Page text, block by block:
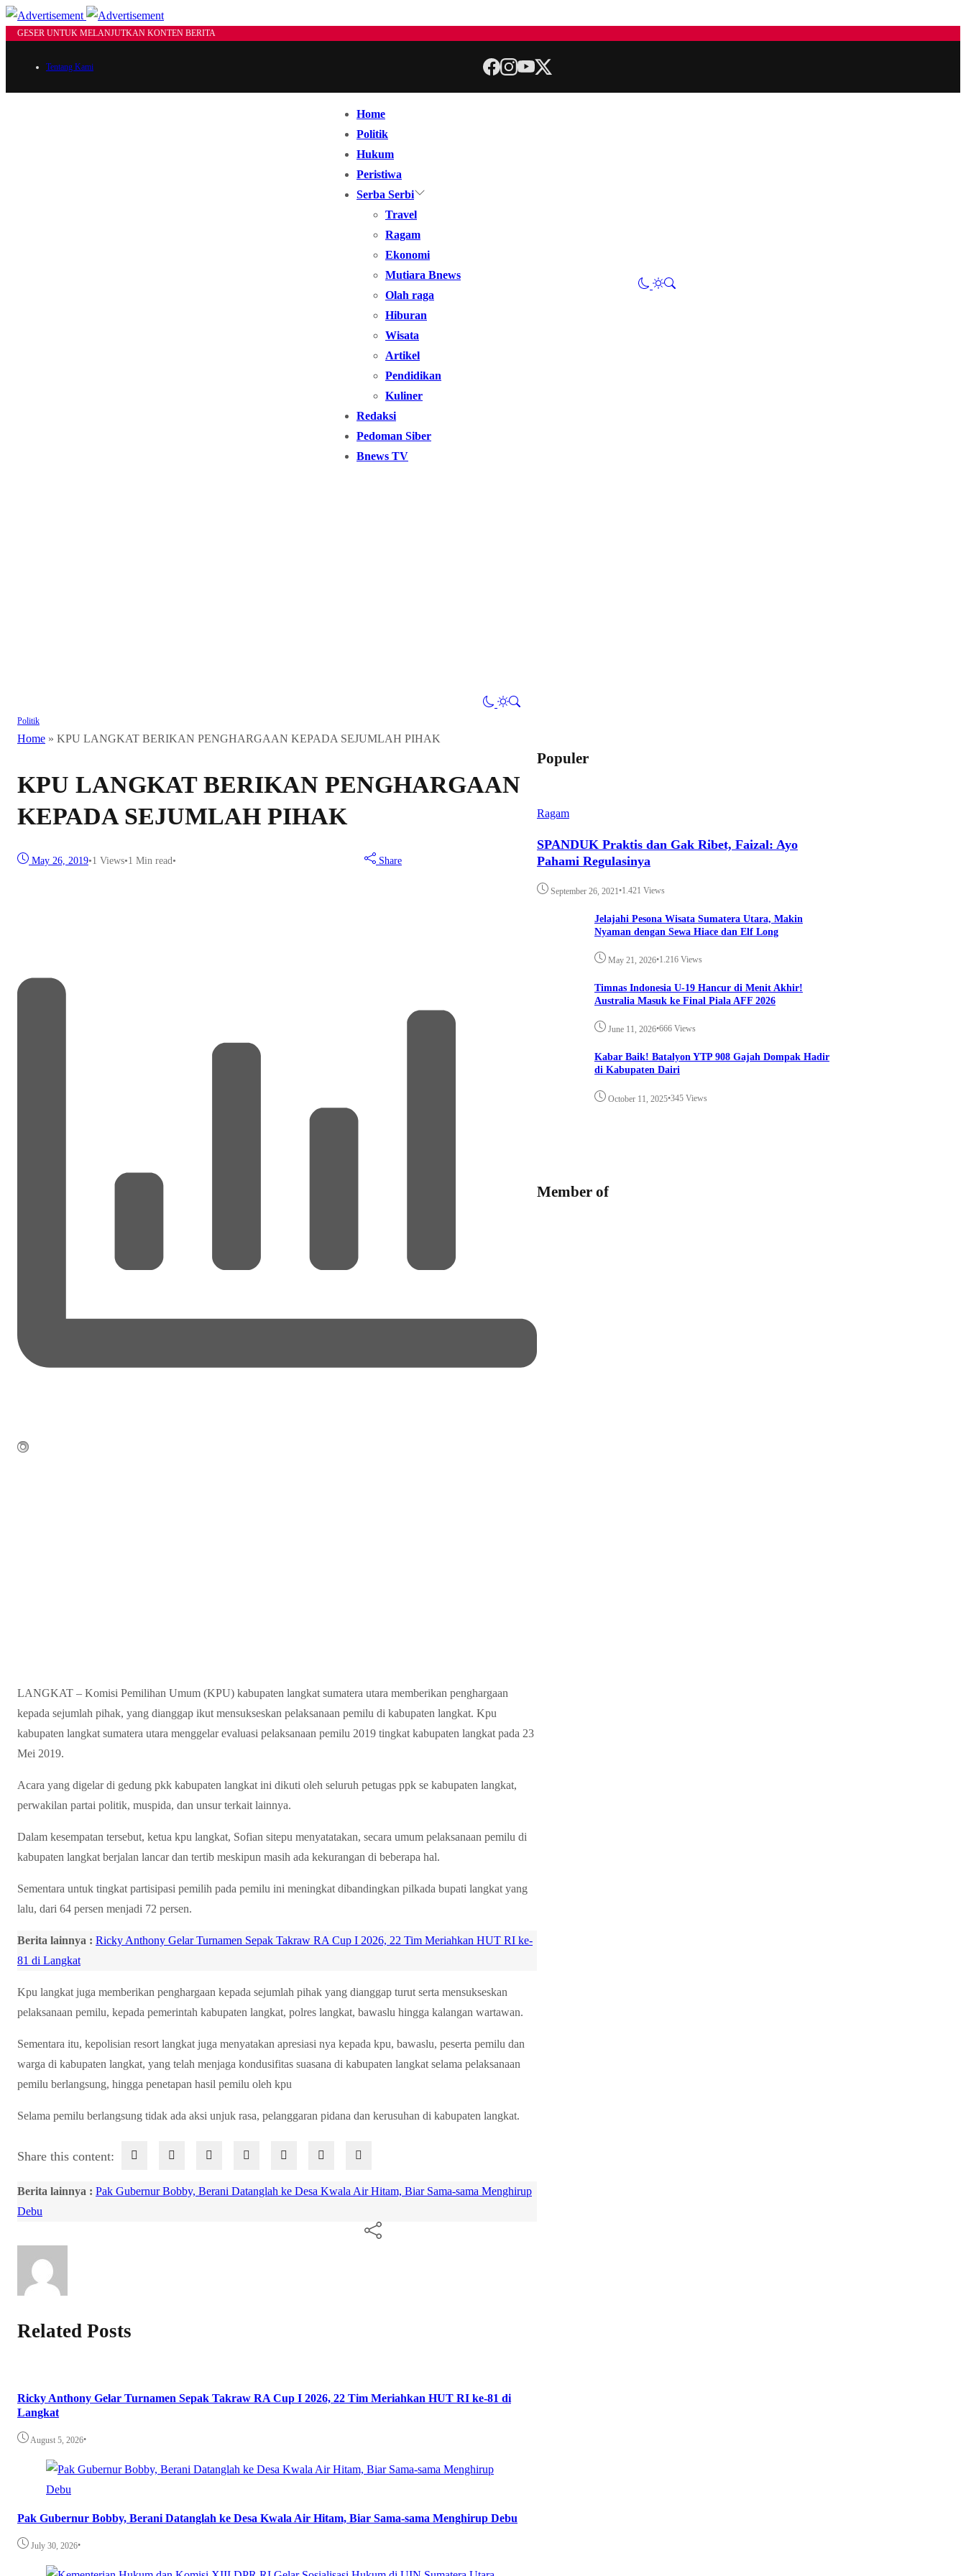
GESER UNTUK MELANJUTKAN KONTEN BERITA
Tentang Kami
Home
Politik
Hukum
Peristiwa
Serba Serbi
Travel
Ragam
Ekonomi
Mutiara Bnews
Olah raga
Hiburan
Wisata
Artikel
Pendidikan
Kuliner
Redaksi
Pedoman Siber
Bnews TV
Politik
Home » KPU LANGKAT BERIKAN PENGHARGAAN KEPADA SEJUMLAH PIHAK
KPU LANGKAT BERIKAN PENGHARGAAN
KEPADA SEJUMLAH PIHAK
May 26, 2019•1 Views•1 Min read• Share
LANGKAT – Komisi Pemilihan Umum (KPU) kabupaten langkat sumatera utara memberikan penghargaan
kepada sejumlah pihak, yang dianggap ikut mensukseskan pelaksanaan pemilu di kabupaten langkat. Kpu
kabupaten langkat sumatera utara menggelar evaluasi pelaksanaan pemilu 2019 tingkat kabupaten langkat pada 23
Mei 2019.
Acara yang digelar di gedung pkk kabupaten langkat ini dikuti oleh seluruh petugas ppk se kabupaten langkat,
perwakilan partai politik, muspida, dan unsur terkait lainnya.
Dalam kesempatan tersebut, ketua kpu langkat, Sofian sitepu menyatatakan, secara umum pelaksanaan pemilu di
kabupaten langkat berjalan lancar dan tertib meskipun masih ada kekurangan di beberapa hal.
Sementara untuk tingkat partisipasi pemilih pada pemilu ini meningkat dibandingkan pilkada bupati langkat yang
lalu, dari 64 persen menjadi 72 persen.
Berita lainnya : Ricky Anthony Gelar Turnamen Sepak Takraw RA Cup I 2026, 22 Tim Meriahkan HUT RI ke-
81 di Langkat
Kpu langkat juga memberikan penghargaan kepada sejumlah pihak yang dianggap turut serta mensukseskan
pelaksanaan pemilu, kepada pemerintah kabupaten langkat, polres langkat, bawaslu hingga kalangan wartawan.
Sementara itu, kepolisian resort langkat juga menyatakan apresiasi nya kepada kpu, bawaslu, peserta pemilu dan
warga di kabupaten langkat, yang telah menjaga kondusifitas suasana di kabupaten langkat selama pelaksanaan
pemilu berlangsung, hingga penetapan hasil pemilu oleh kpu
Selama pemilu berlangsung tidak ada aksi unjuk rasa, pelanggaran pidana dan kerusuhan di kabupaten langkat.
Share this content:
Berita lainnya : Pak Gubernur Bobby, Berani Datanglah ke Desa Kwala Air Hitam, Biar Sama-sama Menghirup
Debu
Related Posts
Ricky Anthony Gelar Turnamen Sepak Takraw RA Cup I 2026, 22 Tim Meriahkan HUT RI ke-81 di
Langkat
August 5, 2026•
Pak Gubernur Bobby, Berani Datanglah ke Desa Kwala Air Hitam, Biar Sama-sama Menghirup Debu
July 30, 2026•
Populer
Ragam
SPANDUK Praktis dan Gak Ribet, Faizal: Ayo
Pahami Regulasinya
September 26, 2021•1.421 Views
Jelajahi Pesona Wisata Sumatera Utara, Makin
Nyaman dengan Sewa Hiace dan Elf Long
May 21, 2026•1.216 Views
Timnas Indonesia U-19 Hancur di Menit Akhir!
Australia Masuk ke Final Piala AFF 2026
June 11, 2026•666 Views
Kabar Baik! Batalyon YTP 908 Gajah Dompak Hadir
di Kabupaten Dairi
October 11, 2025•345 Views
Member of